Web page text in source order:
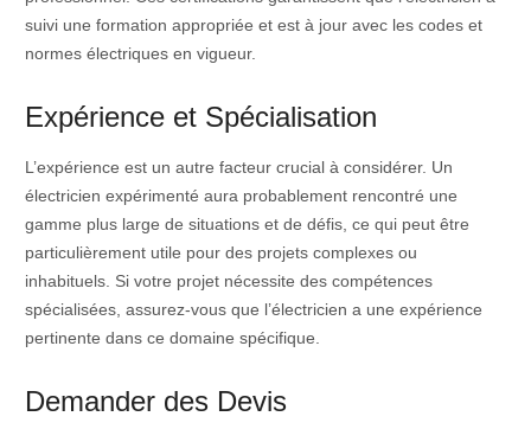
suivi une formation appropriée et est à jour avec les codes et
normes électriques en vigueur.
Expérience et Spécialisation
L’expérience est un autre facteur crucial à considérer. Un
électricien expérimenté aura probablement rencontré une
gamme plus large de situations et de défis, ce qui peut être
particulièrement utile pour des projets complexes ou
inhabituels. Si votre projet nécessite des compétences
spécialisées, assurez-vous que l’électricien a une expérience
pertinente dans ce domaine spécifique.
Demander des Devis